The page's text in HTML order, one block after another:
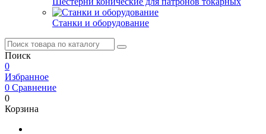
Станки и оборудование
Поиск
0
Избранное
0 Сравнение
0
Корзина